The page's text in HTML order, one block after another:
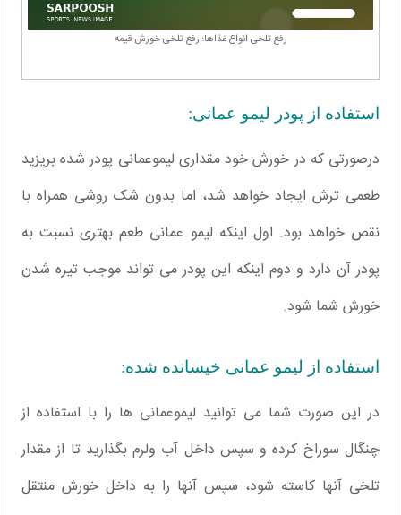
رفع تلخی انواع غذاها؛ رفع تلخی خورش قیمه
استفاده از پودر لیمو عمانی:
درصورتی که در خورش خود مقداری لیموعمانی پودر شده بریزید
طعمی ترش ایجاد خواهد شد، اما بدون شک روشی همراه با
نقص خواهد بود. اول اینکه لیمو عمانی طعم بهتری نسبت به
پودر آن دارد و دوم اینکه این پودر می تواند موجب تیره شدن
خورش شما شود.
استفاده از لیمو عمانی خیسانده شده:
در این صورت شما می توانید لیموعمانی ها را با استفاده از
چنگال سوراخ کرده و سپس داخل آب ولرم بگذارید تا از مقدار
تلخی آنها کاسته شود، سپس آنها را به داخل خورش منتقل